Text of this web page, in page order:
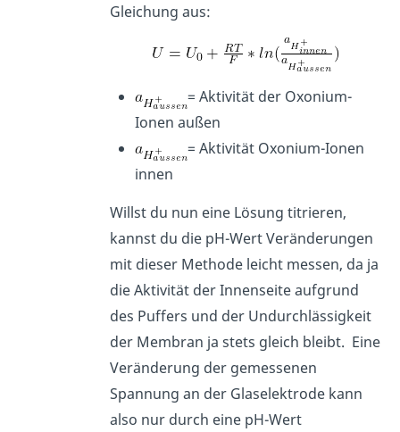
Gleichung aus:
= Aktivität der Oxonium-
Ionen außen
= Aktivität Oxonium-Ionen
innen
Willst du nun eine Lösung titrieren,
kannst du die pH-Wert Veränderungen
mit dieser Methode leicht messen, da ja
die Aktivität der Innenseite aufgrund
des Puffers und der Undurchlässigkeit
der Membran ja stets gleich bleibt. Eine
Veränderung der gemessenen
Spannung an der Glaselektrode kann
also nur durch eine pH-Wert